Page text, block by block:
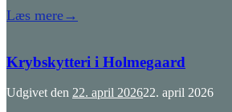
Læs mere→
Krybskytteri i Holmegaard
Udgivet den 22. april 202622. april 2026